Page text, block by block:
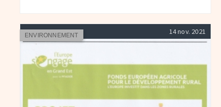
ENVIRONNEMENT 14 nov. 2021